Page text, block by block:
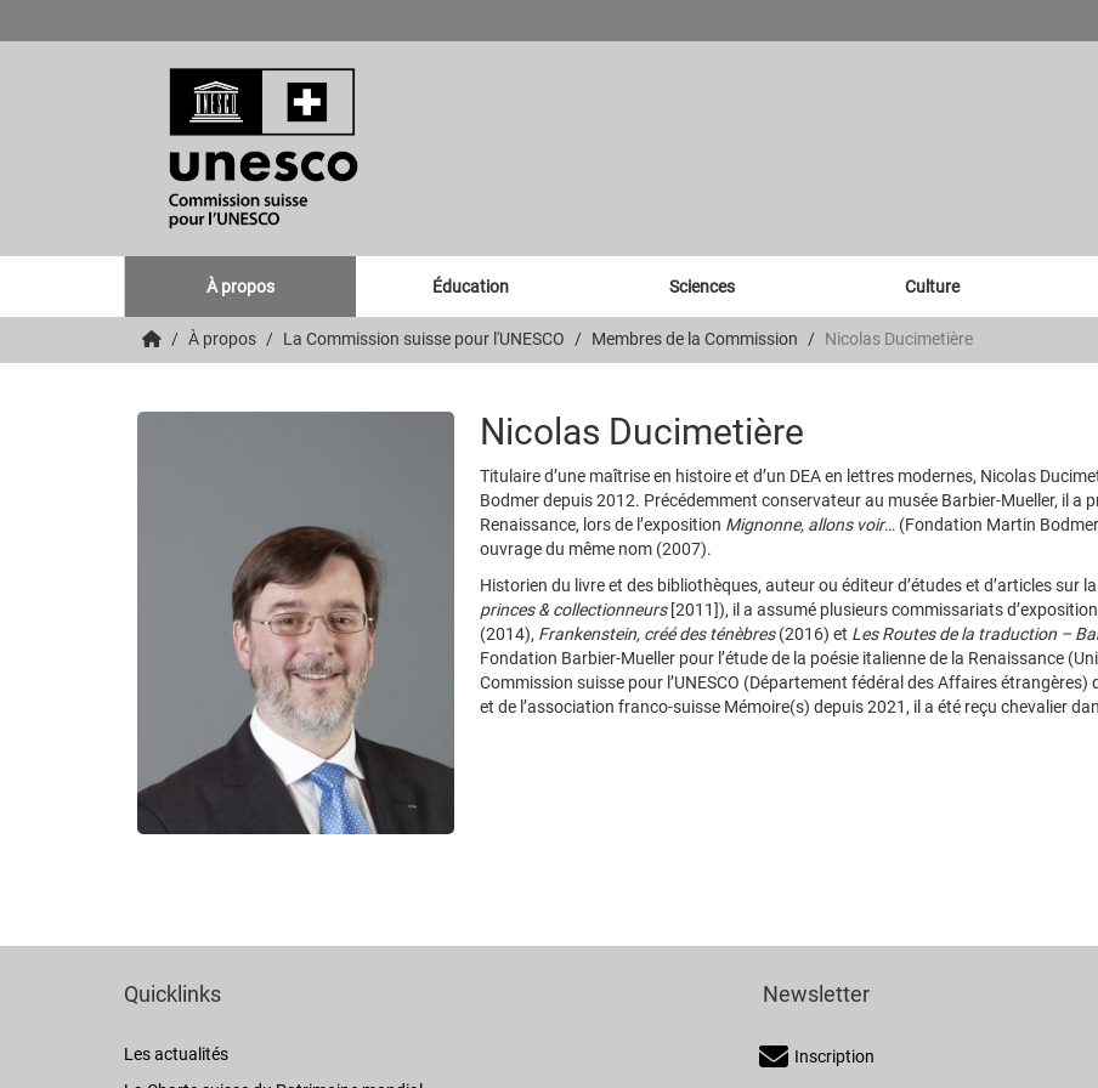
À propos Éducation Sciences Culture
À propos La Commission suisse pour l'UNESCO Membres de la Commission Nicolas Ducimetière
Nicolas Ducimetière
Titulaire d’une maîtrise en histoire et d’un DEA en lettres modernes, Nicolas
Bodmer depuis 2012. Précédemment conservateur au musée Barbier-Mueller, il a
Renaissance, lors de l’exposition Mignonne, allons voir… (Fondation Martin
ouvrage du même nom (2007).
Historien du livre et des bibliothèques, auteur ou éditeur d’études et d’articles sur
princes & collectionneurs[2011]), il a assumé plusieurs commissariats
(2014), Frankenstein, créé des ténèbres(2016) et Les Routes de la traduction –
Fondation Barbier-Mueller pour l’étude de la poésie italienne de la Renaissance
Commission suisse pour l’UNESCO (Département fédéral des Affaires
et de l’association franco-suisse Mémoire(s) depuis 2021, il a été reçu chevalier
Quicklinks
Les actualités
Newsletter
Inscription